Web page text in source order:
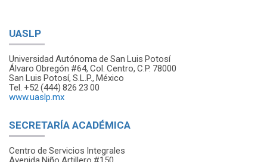
UASLP
Universidad Autónoma de San Luis Potosí
Álvaro Obregón #64, Col. Centro, C.P. 78000
San Luis Potosí, S.L.P., México
Tel. +52 (444) 826 23 00
www.uaslp.mx
SECRETARÍA ACADÉMICA
Centro de Servicios Integrales